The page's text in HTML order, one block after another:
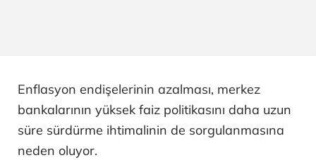
Enflasyon endişelerinin azalması, merkez
bankalarının yüksek faiz politikasını daha uzun
süre sürdürme ihtimalinin de sorgulanmasına
neden oluyor.